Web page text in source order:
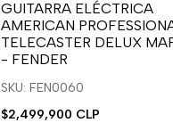
para
usar
la
lista
de
para
usar
Compare
GUITARRA ELÉCTRICA
AMERICAN
TELECASTER DELUX
- FENDER
SKU: FEN0060
Precio
$2,499,900 CLP